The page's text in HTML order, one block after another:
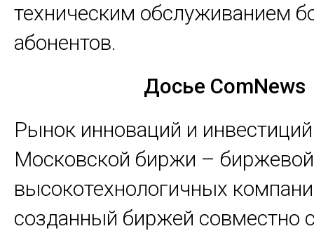
техническим обслуживанием
абонентов.
Досье ComNews
Рынок инноваций и
Московской биржи –
высокотехнологичных
созданный биржей совместно